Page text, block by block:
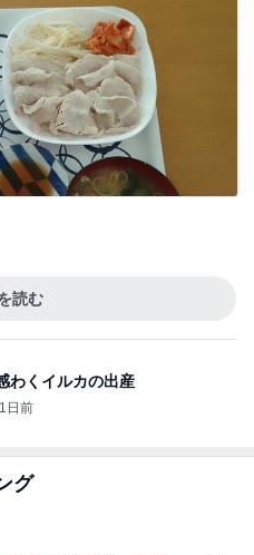
読む
わくイルカの出産
1日前
グ